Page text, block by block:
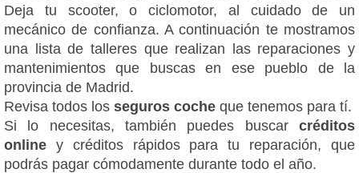
Deja tu scooter, o ciclomotor, al cuidado de un
mecánico de confianza. A continuación te mostramos
una lista de talleres que realizan las reparaciones y
mantenimientos que buscas en ese pueblo de la
provincia de Madrid.
Revisa todos los seguros coche que tenemos para tí.
Si lo necesitas, también puedes buscar créditos
online y créditos rápidos para tu reparación, que
podrás pagar cómodamente durante todo el año.